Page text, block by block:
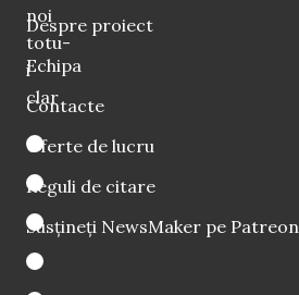
noi
totu-
i
clar
Despre proiect
Echipa
Contacte
Oferte de lucru
Reguli de citare
Susțineți NewsMaker pe Patreon